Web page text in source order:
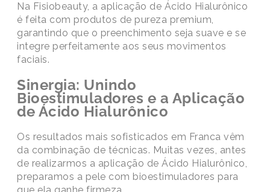
Na Fisiobeauty, a aplicação de Ácido Hialurônico
é feita com produtos de pureza premium,
garantindo que o preenchimento seja suave e se
integre perfeitamente aos seus movimentos
faciais.
Sinergia: Unindo
Bioestimuladores e a Aplicação
de Ácido Hialurônico
Os resultados mais sofisticados em Franca vêm
da combinação de técnicas. Muitas vezes, antes
de realizarmos a aplicação de Ácido Hialurônico,
preparamos a pele com bioestimuladores para